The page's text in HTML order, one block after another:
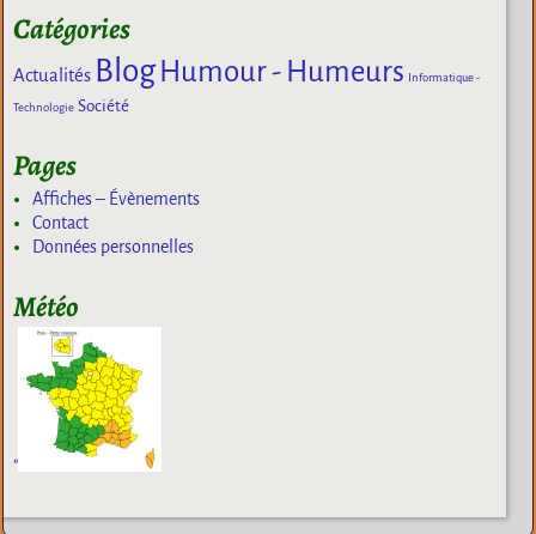
Catégories
Actualités Blog Humour - Humeurs Informatique -
Technologie Société
Pages
Affiches – Évènements
Contact
Données personnelles
Météo
"